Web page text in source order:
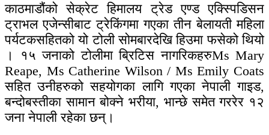
काठमाडौंको सेक्रेट हिमालय ट्रेड एण्ड एक्स्पिडिसन
ट्राभल एजेन्सीबाट ट्रेकिंगमा गएका तीन बेलायती महिला
पर्यटकसहितको यो टोली सोमबारदेखि हिउमा फसेको थियो
। १५ जनाको टोलीमा ब्रिटिस नागरिकहरुMs Mary
Reape, Ms Catherine Wilson / Ms Emily Coats
सहित उनीहरुको सहयोगका लागि गएका नेपाली गाइड,
बन्दोबस्तीका सामान बोक्ने भरीया, भान्छे समेत गररेर १२
जना नेपाली रहेका छन्।